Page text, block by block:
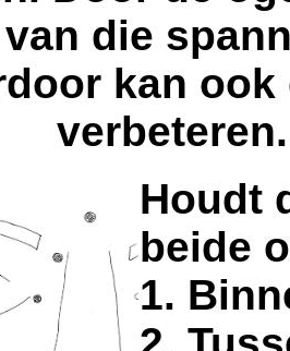
die
kan
Houdt
beide
1.